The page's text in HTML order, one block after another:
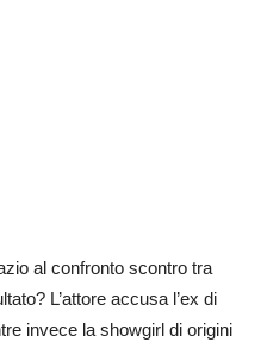
al confronto scontro tra
L’attore accusa l’ex di
invece la showgirl di origini